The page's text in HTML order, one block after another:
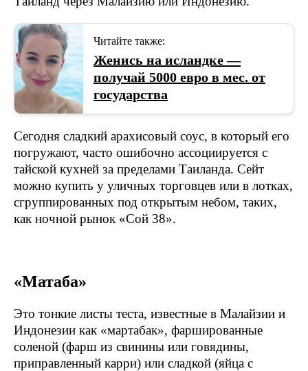
Читайте также:
Женись на исландке —
получай 5000 евро в мес. от
государства
Сегодня сладкий арахисовый соус, в который его
погружают, часто ошибочно ассоциируется с
тайской кухней за пределами Таиланда. Сейт
можно купить у уличных торговцев или в лотках,
сгруппированных под открытым небом, таких,
как ночной рынок «Сой 38».
«Матаба»
Это тонкие листы теста, известные в Малайзии и
Индонезии как «мартабак», фаршированные
соленой (фарш из свинины или говядины,
приправленный карри) или сладкой (яйца с